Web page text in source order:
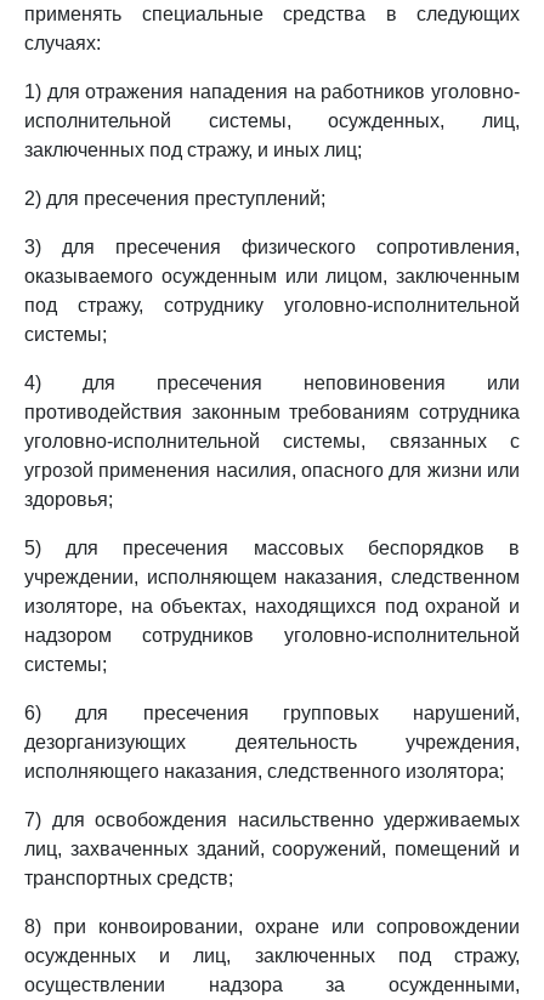
применять специальные средства в следующих
случаях:
1) для отражения нападения на работников уголовно-
исполнительной системы, осужденных, лиц,
заключенных под стражу, и иных лиц;
2) для пресечения преступлений;
3) для пресечения физического сопротивления,
оказываемого осужденным или лицом, заключенным
под стражу, сотруднику уголовно-исполнительной
системы;
4) для пресечения неповиновения или
противодействия законным требованиям сотрудника
уголовно-исполнительной системы, связанных с
угрозой применения насилия, опасного для жизни или
здоровья;
5) для пресечения массовых беспорядков в
учреждении, исполняющем наказания, следственном
изоляторе, на объектах, находящихся под охраной и
надзором сотрудников уголовно-исполнительной
системы;
6) для пресечения групповых нарушений,
дезорганизующих деятельность учреждения,
исполняющего наказания, следственного изолятора;
7) для освобождения насильственно удерживаемых
лиц, захваченных зданий, сооружений, помещений и
транспортных средств;
8) при конвоировании, охране или сопровождении
осужденных и лиц, заключенных под стражу,
осуществлении надзора за осужденными,